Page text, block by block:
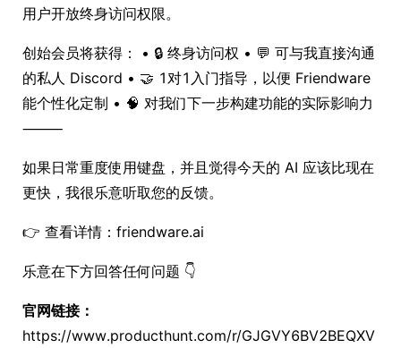
用户开放终身访问权限。
创始会员将获得： • 🔒 终身访问权 • 💬 可与我直接沟通
的私人 Discord • 🤝 1对1入门指导，以便 Friendware
能个性化定制 • 🧠 对我们下一步构建功能的实际影响力
⸻
如果日常重度使用键盘，并且觉得今天的 AI 应该比现在
更快，我很乐意听取您的反馈。
👉 查看详情：friendware.ai
乐意在下方回答任何问题 👇
官网链接：
https://www.producthunt.com/r/GJGVY6BV2BEQXV